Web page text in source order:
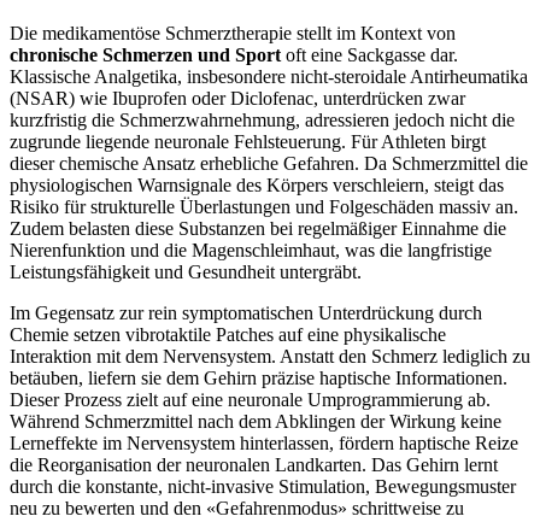
Die medikamentöse Schmerztherapie stellt im Kontext von
chronische Schmerzen und Sport oft eine Sackgasse dar.
Klassische Analgetika, insbesondere nicht-steroidale Antirheumatika
(NSAR) wie Ibuprofen oder Diclofenac, unterdrücken zwar
kurzfristig die Schmerzwahrnehmung, adressieren jedoch nicht die
zugrunde liegende neuronale Fehlsteuerung. Für Athleten birgt
dieser chemische Ansatz erhebliche Gefahren. Da Schmerzmittel die
physiologischen Warnsignale des Körpers verschleiern, steigt das
Risiko für strukturelle Überlastungen und Folgeschäden massiv an.
Zudem belasten diese Substanzen bei regelmäßiger Einnahme die
Nierenfunktion und die Magenschleimhaut, was die langfristige
Leistungsfähigkeit und Gesundheit untergräbt.
Im Gegensatz zur rein symptomatischen Unterdrückung durch
Chemie setzen vibrotaktile Patches auf eine physikalische
Interaktion mit dem Nervensystem. Anstatt den Schmerz lediglich zu
betäuben, liefern sie dem Gehirn präzise haptische Informationen.
Dieser Prozess zielt auf eine neuronale Umprogrammierung ab.
Während Schmerzmittel nach dem Abklingen der Wirkung keine
Lerneffekte im Nervensystem hinterlassen, fördern haptische Reize
die Reorganisation der neuronalen Landkarten. Das Gehirn lernt
durch die konstante, nicht-invasive Stimulation, Bewegungsmuster
neu zu bewerten und den «Gefahrenmodus» schrittweise zu